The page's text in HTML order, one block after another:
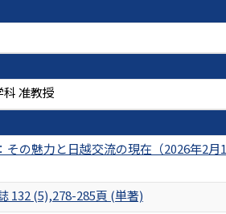
准教授
その魅力と日越交流の現在（2026年2
132 (5),278-285頁 (単著)